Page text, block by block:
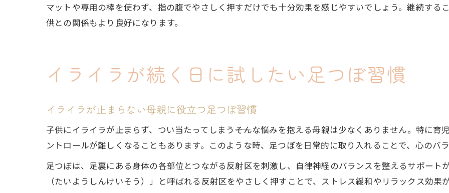
マットや専用の棒を使わず、指の腹でやさしく押すだけでも十分効果を感じやすいでしょう。継続する
供との関係もより良好になります。
イライラが続く日に試したい足つぼ習慣
イライラが止まらない母親に役立つ足つぼ習慣
子供にイライラが止まらず、つい当たってしまう――そんな悩みを抱える母親は少なくありません。特に
ントロールが難しくなることもあります。このような時、足つぼを日常的に取り入れることで、心のバ
足つぼは、足裏にある身体の各部位とつながる反射区を刺激し、自律神経のバランスを整えるサポート
（たいようしんけいそう）」と呼ばれる反射区をやさしく押すことで、ストレス緩和やリラックス効果